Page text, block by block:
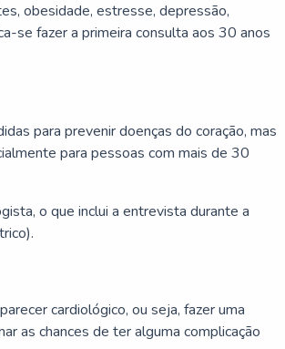
obesidade, estresse, depressão,
se fazer a primeira consulta aos 30 anos
para prevenir doenças do coração, mas
para pessoas com mais de 30
o que inclui a entrevista durante a
cardiológico, ou seja, fazer uma
as chances de ter alguma complicação